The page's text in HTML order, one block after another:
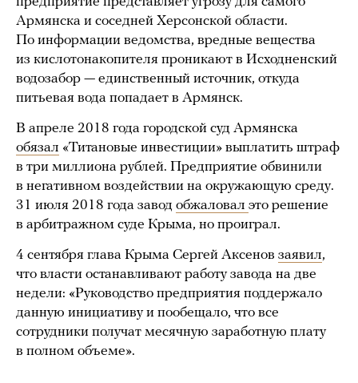
Армянска и соседней Херсонской области.
По информации ведомства, вредные вещества
из кислотонакопителя проникают в Исходненский
водозабор — единственный источник, откуда
питьевая вода попадает в Армянск.
В апреле 2018 года городской суд Армянска
обязал «Титановые инвестиции» выплатить штраф
в три миллиона рублей. Предприятие обвинили
в негативном воздействии на окружающую среду.
31 июля 2018 года завод обжаловал это решение
в арбитражном суде Крыма, но проиграл.
4 сентября глава Крыма Сергей Аксенов заявил,
что власти останавливают работу завода на две
недели: «Руководство предприятия поддержало
данную инициативу и пообещало, что все
сотрудники получат месячную заработную плату
в полном объеме».